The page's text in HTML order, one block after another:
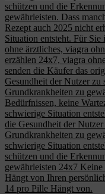
schützen und die
gewährleisten. Dass
Rezept auch 2025 nicht
Situation entsteht. Für
ohne ärztliches, viagra
erzählen 24x7, viagra
senden die Käufer das
Gesundheit der Nutzer zu
Grundkrankheiten zu
Bedürfnissen, keine
schwierige Situation
die Gesundheit der
Grundkrankheiten zu
schwierige Situation
schützen und die
gewährleisten 24x7
Hängt von Ihren
14 pro Pille Hängt von.